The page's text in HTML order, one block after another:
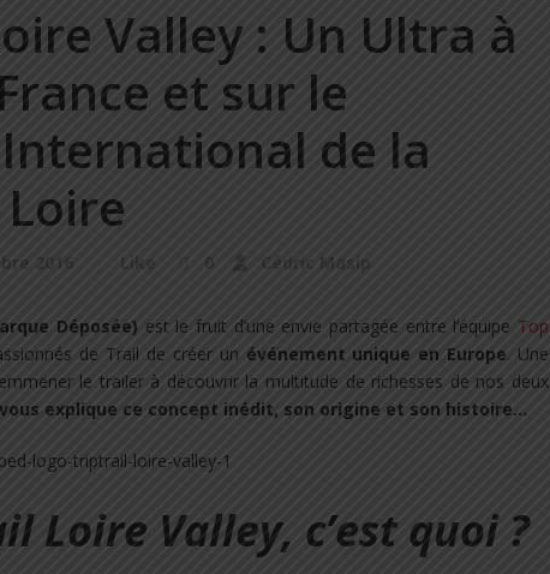
Valley : Un Ultra à
et sur le
de la
2016 Like 0 Cédric Masip
Déposée) est le fruit d’une envie partagée entre l’équipe Top
de Trail de créer un événement unique en Europe. Une
le trailer à découvrir la multitude de richesses de nos deux
vous explique ce concept inédit, son origine et son histoire…
Loire Valley, c’est quoi ?